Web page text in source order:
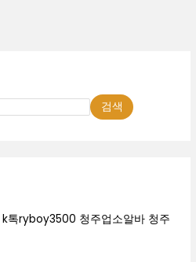
검색
톡ryboy3500 청주업소알바 청주